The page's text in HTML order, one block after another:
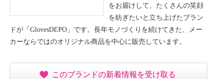
をお届けして、たくさんの笑顔
を紡ぎたいと立ち上げたブラン
ドが「GlovesDEPO」です。長年モノづくりを続けてきた、メー
カーならではのオリジナル商品を中心に販売しています。
このブランドの新着情報を受け取る